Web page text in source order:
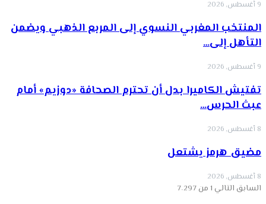
9 أغسطس, 2026
المنتخب المغربي النسوي إلى المربع الذهبي ويضمن
التأهل إلى…
9 أغسطس, 2026
تفتيش الكاميرا بدل أن تحترم الصحافة «دوزيم» أمام
عبث الحرس…
8 أغسطس, 2026
مضيق هرمز يشتعل
8 أغسطس, 2026
السابق التالي 1 من 7٬297